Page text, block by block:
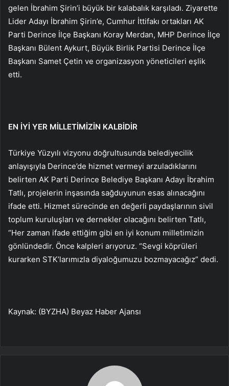
gelen İbrahim Şirin’i büyük bir kalabalık karşıladı. Ziyarette
Lider Adayı İbrahim Şirin’e, Cumhur İttifakı ortakları AK
Parti Derince İlçe Başkanı Koray Merdan, MHP Derince İlçe
Başkanı Bülent Aykurt, Büyük Birlik Partisi Derince İlçe
Başkanı Samet Çetin ve organizasyon yöneticileri eşlik
etti.
EN İYİ YER MİLLETİMİZİN KALBİDİR
Türkiye Yüzyılı vizyonu doğrultusunda belediyecilik
anlayışıyla Derince’de hizmet vermeyi arzuladıklarını
belirten AK Parti Derince Belediye Başkanı Adayı İbrahim
Tatlı, projelerin inşasında sağduyunun esas alınacağını
ifade etti. Hizmet sürecinde en değerli paydaşlarının sivil
toplum kuruluşları ve dernekler olacağını belirten Tatlı,
“Her zaman ifade ettiğim gibi en iyi konum milletimizin
gönlündedir. Önce kalpleri arıyoruz. “Sevgi köprüleri
kurarken STK’larımızla diyaloğumuzu bozmayacağız” dedi.
Kaynak: (BYZHA) Beyaz Haber Ajansı